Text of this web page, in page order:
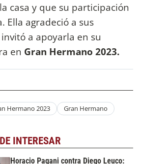
casa y que su participación
Ella agradeció a sus
a apoyarla en su
en Gran Hermano 2023.
Hermano 2023 Gran Hermano
INTERESAR
Horacio Pagani contra Diego Leuco: